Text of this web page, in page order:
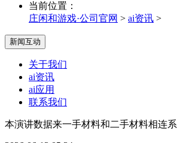
当前位置：
庄闲和游戏·公司官网 > ai资讯 >
新闻互动
关于我们
ai资讯
ai应用
联系我们
本演讲数据来一手材料和二手材料相连系